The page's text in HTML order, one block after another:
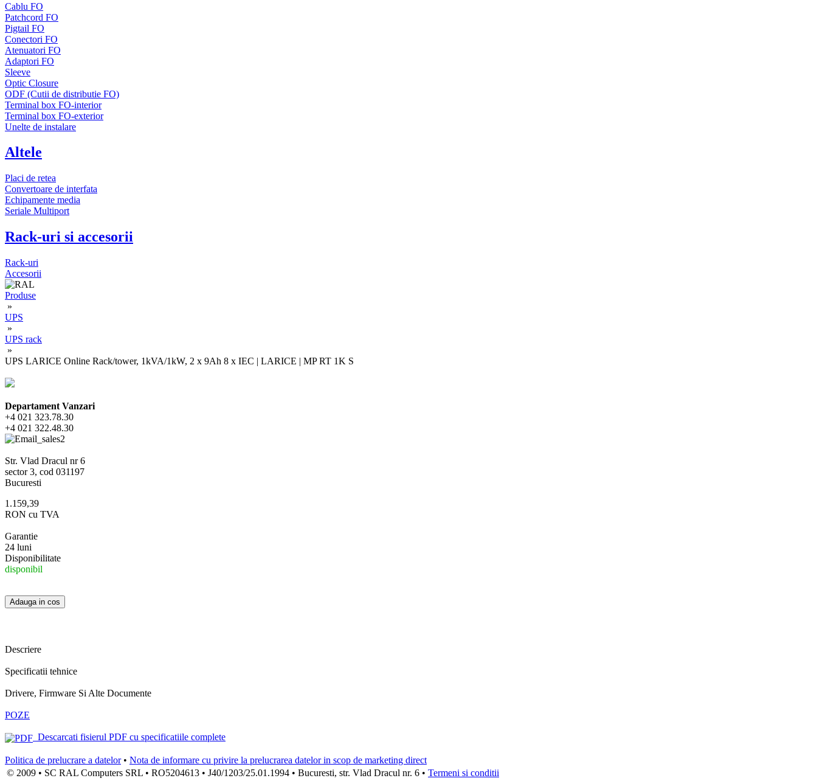
Cablu FO
Patchcord FO
Pigtail FO
Conectori FO
Atenuatori FO
Adaptori FO
Sleeve
Optic Closure
ODF (Cutii de distributie FO)
Terminal box FO-interior
Terminal box FO-exterior
Unelte de instalare
Altele
Placi de retea
Convertoare de interfata
Echipamente media
Seriale Multiport
Rack-uri si accesorii
Rack-uri
Accesorii
Produse
»
UPS
»
UPS rack
»
UPS LARICE Online Rack/tower, 1kVA/1kW, 2 x 9Ah 8 x IEC | LARICE | MP RT 1K S
Departament Vanzari
+4 021 323.78.30
+4 021 322.48.30
Str. Vlad Dracul nr 6
sector 3, cod 031197
Bucuresti
1.159,39
RON cu TVA
Garantie
24 luni
Disponibilitate
disponibil
Descriere
Specificatii tehnice
Drivere, Firmware Si Alte Documente
POZE
Descarcati fisierul PDF cu specificatiile complete
Politica de prelucrare a datelor• Nota de informare cu privire la prelucrarea datelor in scop de marketing direct
© 2009 • SC RAL Computers SRL • RO5204613 • J40/1203/25.01.1994 • Bucuresti, str. Vlad Dracul nr. 6 • Termeni si conditii